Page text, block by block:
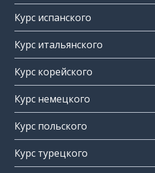
Курс испанского
Курс итальянского
Курс корейского
Курс немецкого
Курс польского
Курс турецкого